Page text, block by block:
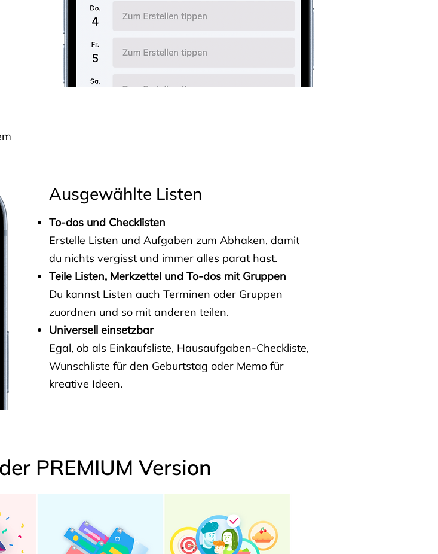
Ausgewählte Listen
To-dos und Checklisten
Erstelle Listen und Aufgaben zum Abhaken, damit
du nichts vergisst und immer alles parat hast.
Teile Listen, Merkzettel und To-dos mit Gruppen
Du kannst Listen auch Terminen oder Gruppen
zuordnen und so mit anderen teilen.
Universell einsetzbar
Egal, ob als Einkaufsliste, Hausaufgaben-Checkliste,
Wunschliste für den Geburtstag oder Memo für
kreative Ideen.
PREMIUM Version